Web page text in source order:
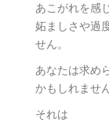
あこがれを感
妬ましさや過
せん。
あなたは求め
かもしれません
それは